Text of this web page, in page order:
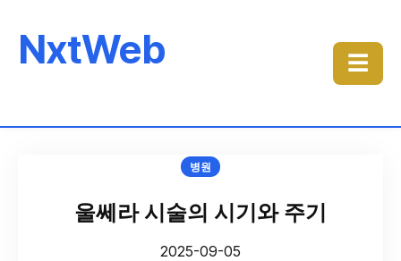
NxtWeb ☰
병원
울쎄라 시술의 시기와 주기
2025-09-05